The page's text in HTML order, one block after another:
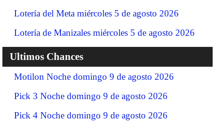
Lotería del Meta miércoles 5 de agosto 2026
Lotería de Manizales miércoles 5 de agosto 2026
Ultimos Chances
Motilon Noche domingo 9 de agosto 2026
Pick 3 Noche domingo 9 de agosto 2026
Pick 4 Noche domingo 9 de agosto 2026